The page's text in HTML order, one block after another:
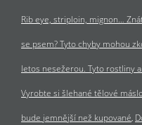
Rib eye, striploin, mignon…
se psem? Tyto chyby mohou
letos nesežerou. Tyto rostliny
Vyrobte si šlehané tělové
bude jemnější než kupované